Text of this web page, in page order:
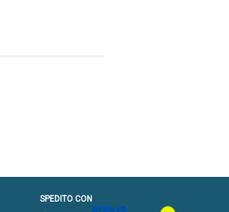
SPEDITO CON